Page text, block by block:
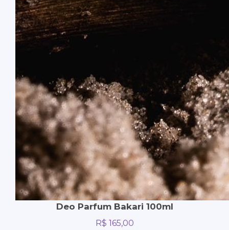
Deo Parfum Bakari 100ml
R$ 165,00